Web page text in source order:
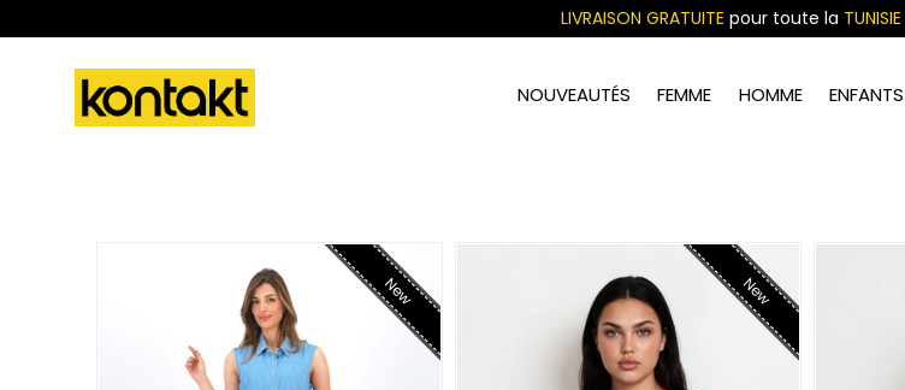
LIVRAISON GRATUITE pour toute la TUNISIE
NOUVEAUTÉS FEMME HOMME ENFANTS
New New